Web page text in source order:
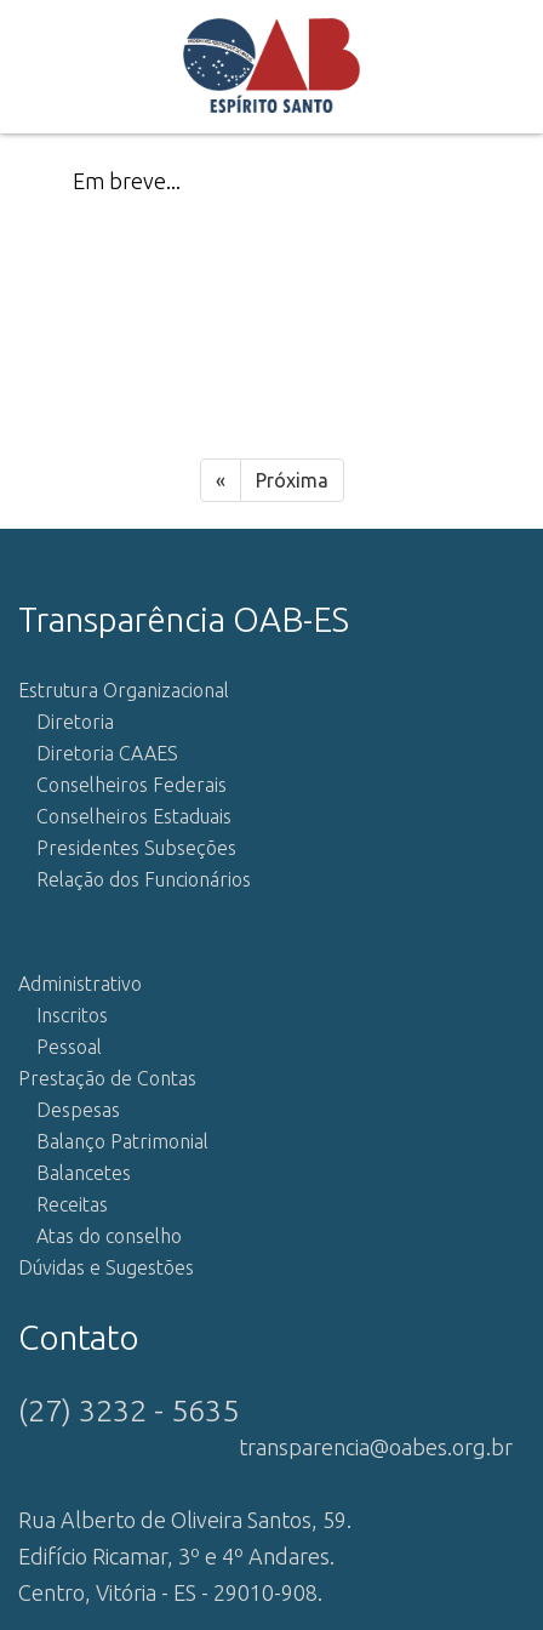
Em breve...
« Próxima
Transparência OAB-ES
Estrutura Organizacional
Diretoria
Diretoria CAAES
Conselheiros Federais
Conselheiros Estaduais
Presidentes Subseções
Relação dos Funcionários
Administrativo
Inscritos
Pessoal
Prestação de Contas
Despesas
Balanço Patrimonial
Balancetes
Receitas
Atas do conselho
Dúvidas e Sugestões
Contato
(27) 3232 - 5635
transparencia@oabes.org.br
Rua Alberto de Oliveira Santos, 59.
Edifício Ricamar, 3º e 4º Andares.
Centro, Vitória - ES - 29010-908.